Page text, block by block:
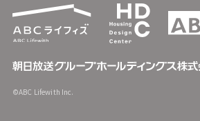
©ABC Lifewith Inc.